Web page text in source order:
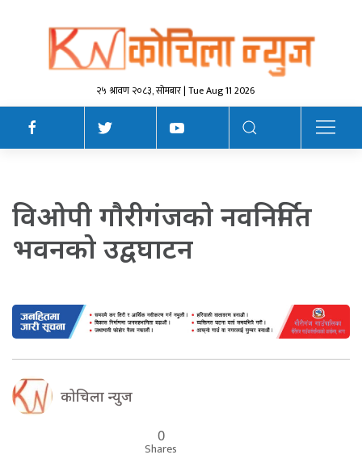
२५ श्रावण २०८३, सोमबार | Tue Aug 11 2026
विओपी गाैरीगंजकाे नवनिर्मित
भवनकाे उद्वघाटन
कोचिला न्युज
0
Shares